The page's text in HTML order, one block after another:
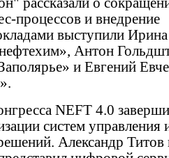
процессов и внедрение
выступили
Антон
и Евгений
NEFT 4.0
систем управления
Александр